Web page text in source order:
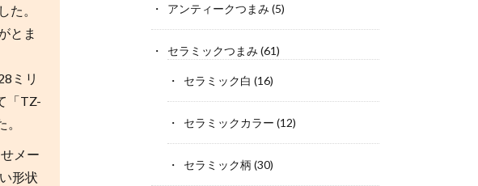
た。
とま
ミリ
「TZ-
メー
形状
アンティークつまみ (5)
セラミックつまみ (61)
セラミック白 (16)
セラミックカラー (12)
セラミック柄 (30)